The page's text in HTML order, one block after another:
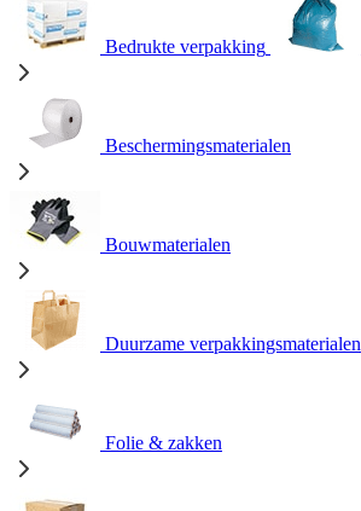
Bedrukte verpakking
Beschermingsmaterialen
Bouwmaterialen
Duurzame verpakkingsmaterialen
Folie & zakken